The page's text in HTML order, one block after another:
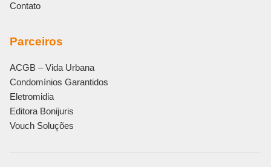
Contato
Parceiros
ACGB – Vida Urbana
Condomínios Garantidos
Eletromidia
Editora Bonijuris
Vouch Soluções